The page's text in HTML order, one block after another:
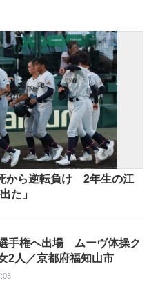
から逆転負け 2年生の江
た」
手権へ出場 ムーヴ体操ク
2人／京都府福知山市